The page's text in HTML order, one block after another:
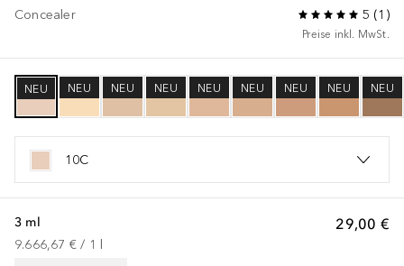
Concealer 5 (1 )
Preise inkl. MwSt.
NEU NEU NEU NEU NEU NEU NEU NEU NEU
10C
29,00 €
3 ml
9.666,67 € / 1